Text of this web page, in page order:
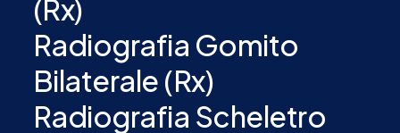
(Rx)
Radiografia Gomito
Bilaterale (Rx)
Radiografia Scheletro